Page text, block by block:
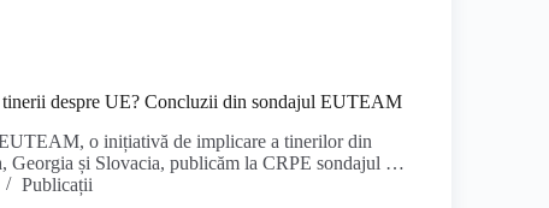
tinerii despre UE? Concluzii din sondajul EUTEAM
o inițiativă de implicare a tinerilor din
Georgia și Slovacia, publicăm la CRPE sondajul …
Publicații